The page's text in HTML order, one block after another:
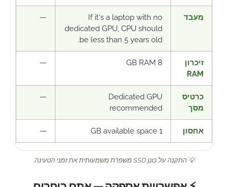
מעבד
If it's a laptop with no
dedicated GPU, CPU should
be less than 5 years old.
—
זיכרון
RAM
8 GB RAM
—
כרטיס
מסך
Dedicated GPU
recommended
—
אחסון 1 GB available space
—
💡 התקנה על כונן SSD משפרת משמעותית את זמני הטעינה.